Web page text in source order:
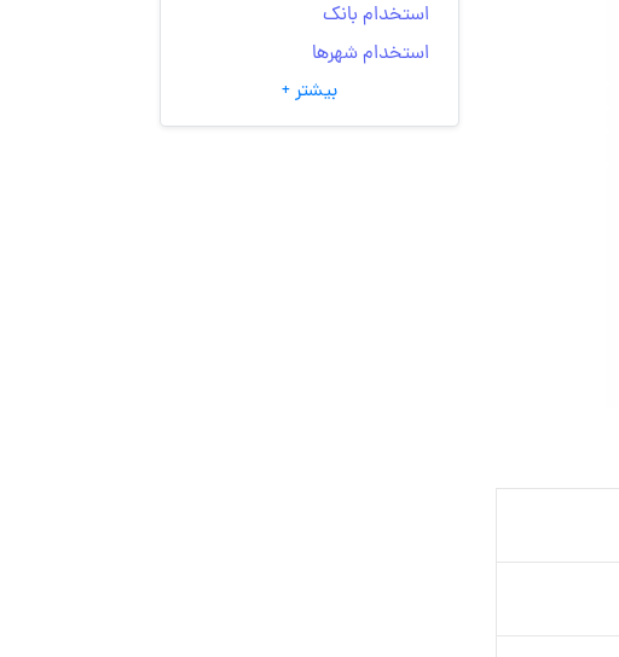
استخدام بانک
استخدام شهرها
انتخاب مسیر شغلی
به‌روزرسانی‌های سایت
بیشتر +